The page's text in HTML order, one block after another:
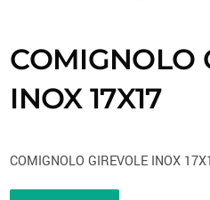
COMIGNOLO
INOX 17X17
COMIGNOLO GIREVOLE INOX